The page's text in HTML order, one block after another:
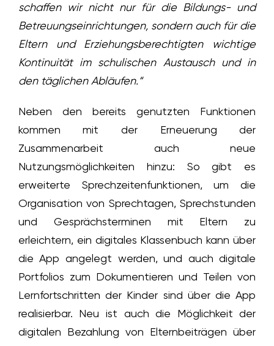
schaffen wir nicht nur für die Bildungs- und
Betreuungseinrichtungen, sondern auch für die
Eltern und Erziehungsberechtigten wichtige
Kontinuität im schulischen Austausch und in
den täglichen Abläufen.“
Neben den bereits genutzten Funktionen
kommen mit der Erneuerung der
Zusammenarbeit auch neue
Nutzungsmöglichkeiten hinzu: So gibt es
erweiterte Sprechzeitenfunktionen, um die
Organisation von Sprechtagen, Sprechstunden
und Gesprächsterminen mit Eltern zu
erleichtern, ein digitales Klassenbuch kann über
die App angelegt werden, und auch digitale
Portfolios zum Dokumentieren und Teilen von
Lernfortschritten der Kinder sind über die App
realisierbar. Neu ist auch die Möglichkeit der
digitalen Bezahlung von Elternbeiträgen über